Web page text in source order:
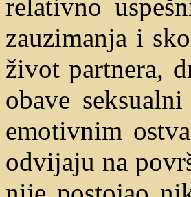
relativno
zauzimanja i
život partnera,
obave
emotivnim
odvijaju na